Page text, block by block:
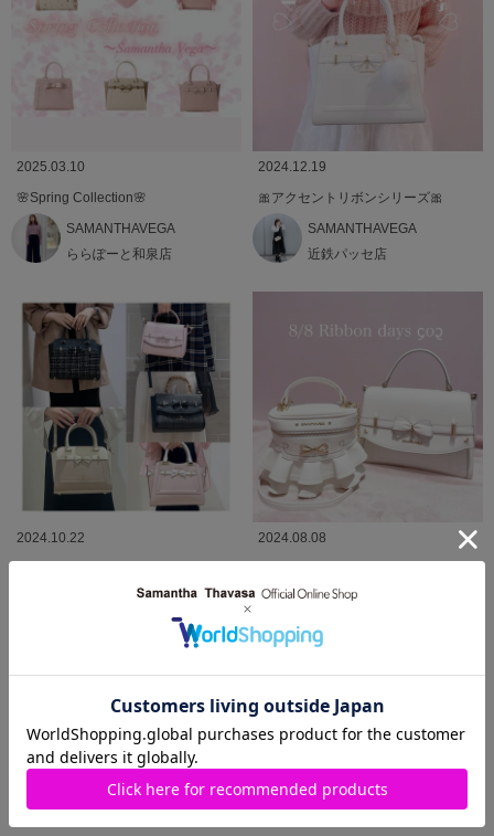
2025.03.10
🌸Spring Collection🌸
SAMANTHAVEGA
ららぽーと和泉店
2024.12.19
🎀アクセントリボンシリーズ🎀
SAMANTHAVEGA
近鉄パッセ店
2024.10.22
SAMANTHAVEGA
2024.08.08
SAMANTHAVEGA
関連商品